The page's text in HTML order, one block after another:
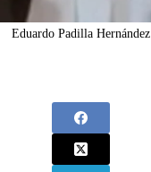
Eduardo Padilla Hernández